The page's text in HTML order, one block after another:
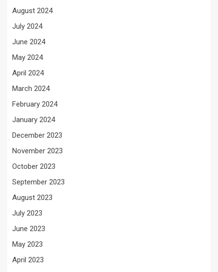
August 2024
July 2024
June 2024
May 2024
April 2024
March 2024
February 2024
January 2024
December 2023
November 2023
October 2023
September 2023
August 2023
July 2023
June 2023
May 2023
April 2023